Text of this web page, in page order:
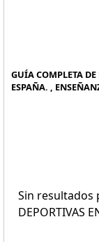
GUÍA COMPLETA
ESPAÑA. ,
Sin resultados
DEPORTIVAS